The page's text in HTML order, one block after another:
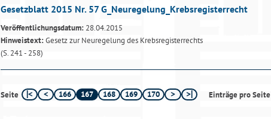
Gesetzblatt 2015 Nr. 57 G_Neuregelung_Krebsregisterrecht
Veröffentlichungsdatum: 28.04.2015
Hinweistext:Gesetz zur Neuregelung des Krebsregisterrechts
(S. 241 - 258)
Seite 166 167 168 169 170 Einträge pro Seite